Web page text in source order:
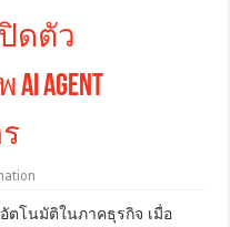
ปิดตัว
AI Agent
ตโนมัติในภาคธุรกิจ เมื่อ